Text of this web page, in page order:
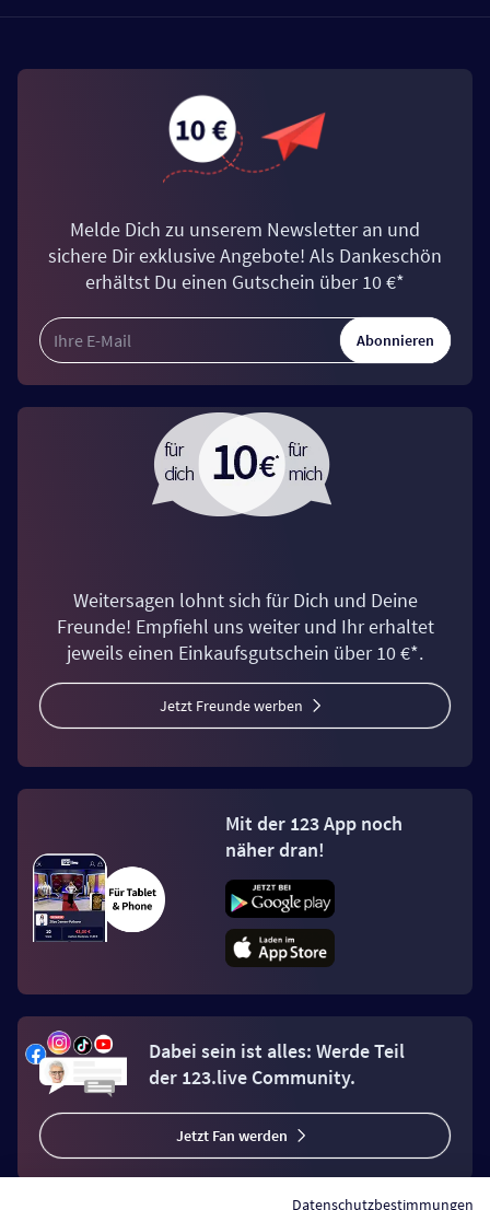
Melde Dich zu unserem Newsletter an und
sichere Dir exklusive Angebote! Als Dankeschön
erhältst Du einen Gutschein über 10 €*
Abonnieren
Weitersagen lohnt sich für Dich und Deine
Freunde! Empfiehl uns weiter und Ihr erhaltet
jeweils einen Einkaufsgutschein über 10 €*.
Jetzt Freunde werben
Mit der 123 App noch
näher dran!
Dabei sein ist alles: Werde Teil
der 123.live Community.
Jetzt Fan werden
Datenschutzbestimmungen